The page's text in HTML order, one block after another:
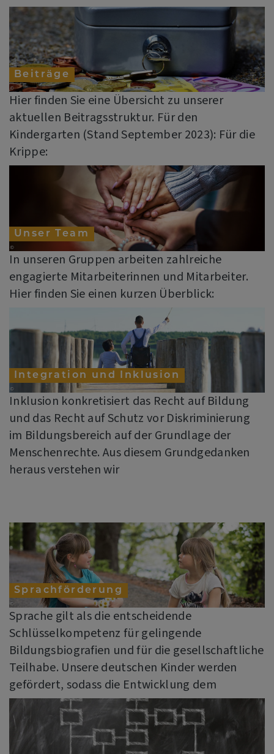
Beiträge
Hier finden Sie eine Übersicht zu unserer
aktuellen Beitragsstruktur. Für den
Kindergarten (Stand September 2023): Für die
Krippe:
Unser Team
In unseren Gruppen arbeiten zahlreiche
engagierte Mitarbeiterinnen und Mitarbeiter.
Hier finden Sie einen kurzen Überblick:
Integration und Inklusion
Inklusion konkretisiert das Recht auf Bildung
und das Recht auf Schutz vor Diskriminierung
im Bildungsbereich auf der Grundlage der
Menschenrechte. Aus diesem Grundgedanken
heraus verstehen wir
Sprachförderung
Sprache gilt als die entscheidende
Schlüsselkompetenz für gelingende
Bildungsbiografien und für die gesellschaftliche
Teilhabe. Unsere deutschen Kinder werden
gefördert, sodass die Entwicklung dem